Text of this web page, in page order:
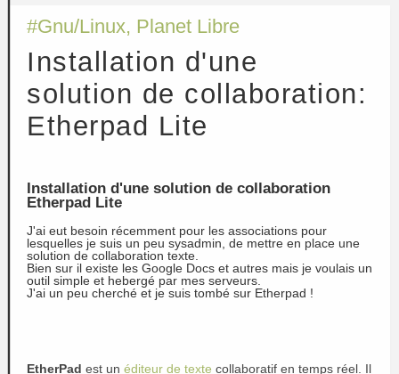
#Gnu/Linux, Planet Libre
Installation d'une
solution de collaboration:
Etherpad Lite
Installation d'une solution de collaboration
Etherpad Lite
J'ai eut besoin récemment pour les associations pour
lesquelles je suis un peu sysadmin, de mettre en place une
solution de collaboration texte.
Bien sur il existe les Google Docs et autres mais je voulais un
outil simple et hebergé par mes serveurs.
J'ai un peu cherché et je suis tombé sur Etherpad !
EtherPad est un éditeur de texte collaboratif en temps réel. Il